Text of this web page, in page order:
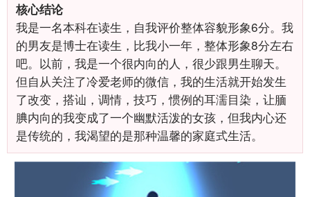
核心结论
我是一名本科在读生，自我评价整体容貌形象6分。我
的男友是博士在读生，比我小一年，整体形象8分左右
吧。以前，我是一个很内向的人，很少跟男生聊天。
但自从关注了冷爱老师的微信，我的生活就开始发生
了改变，搭讪，调情，技巧，惯例的耳濡目染，让腼
腆内向的我变成了一个幽默活泼的女孩，但我内心还
是传统的，我渴望的是那种温馨的家庭式生活。